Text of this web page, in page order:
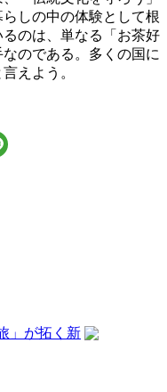
しの中の体験として根
のは、単なる「お茶好
のである。多くの国に
えよう。
」が拓く新